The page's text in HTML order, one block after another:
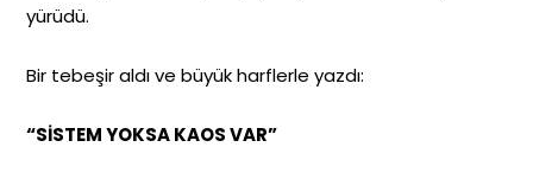
yürüdü.
Bir tebeşir aldı ve büyük harflerle yazdı:
“SİSTEM YOKSA KAOS VAR”